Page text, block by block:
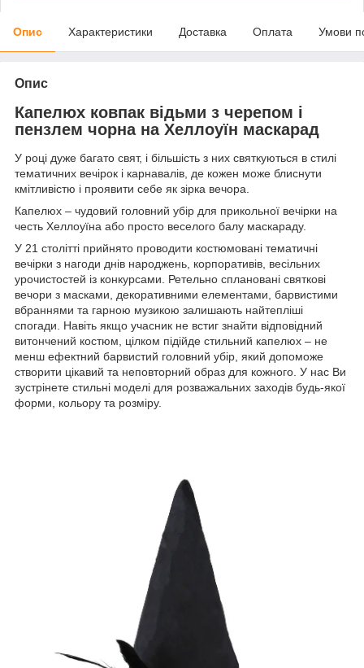
Опис Характеристики Доставка Оплата Умови
Опис
Капелюх ковпак відьми з черепом і
пензлем чорна на Хеллоуїн маскарад
У році дуже багато свят, і більшість з них святкуються в стилі
тематичних вечірок і карнавалів, де кожен може блиснути
кмітливістю і проявити себе як зірка вечора.
Капелюх – чудовий головний убір для прикольної вечірки на
честь Хеллоуїна або просто веселого балу маскараду.
У 21 столітті прийнято проводити костюмовані тематичні
вечірки з нагоди днів народжень, корпоративів, весільних
урочистостей із конкурсами. Ретельно сплановані святкові
вечори з масками, декоративними елементами, барвистими
вбраннями та гарною музикою залишають найтепліші
спогади. Навіть якщо учасник не встиг знайти відповідний
витончений костюм, цілком підійде стильний капелюх – не
менш ефектний барвистий головний убір, який допоможе
створити цікавий та неповторний образ для кожного. У нас Ви
зустрінете стильні моделі для розважальних заходів будь-якої
форми, кольору та розміру.